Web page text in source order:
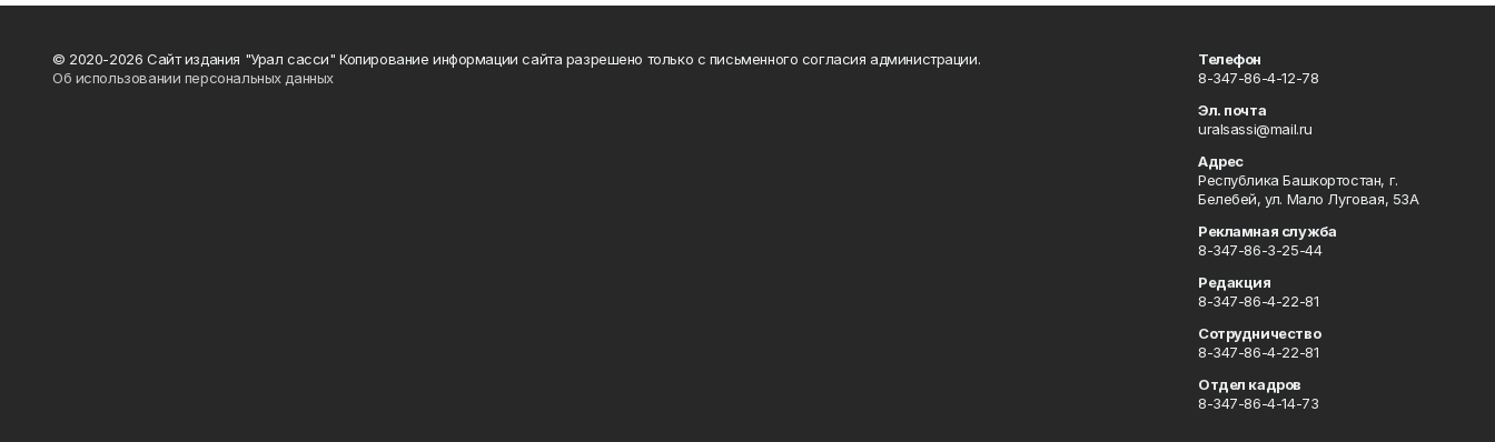
© 2020-2026 Сайт издания "Урал сасси" Копирование информации сайта разрешено только с письменного согласия администрации.
Об использовании персональных данных
Телефон
8-347-86-4-12-78
Эл. почта
uralsassi@mail.ru
Адрес
Республика Башкортостан, г.
Белебей, ул. Мало Луговая, 53А
Рекламная служба
8-347-86-3-25-44
Редакция
8-347-86-4-22-81
Сотрудничество
8-347-86-4-22-81
Отдел кадров
8-347-86-4-14-73